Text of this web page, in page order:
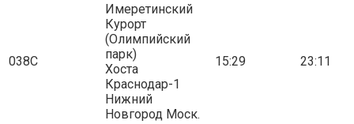
038С
Имеретинский
Курорт
(Олимпийский
парк)
Хоста
Краснодар-1
Нижний
Новгород Моск.
15:29 23:11